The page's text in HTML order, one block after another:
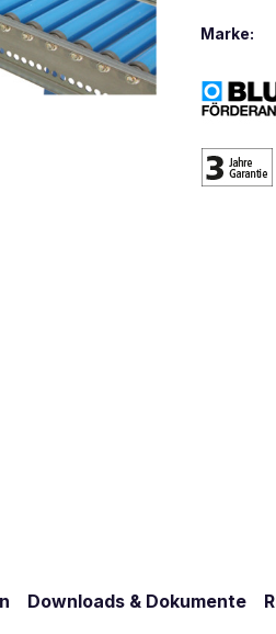
Marke:
Downloads & Dokumente